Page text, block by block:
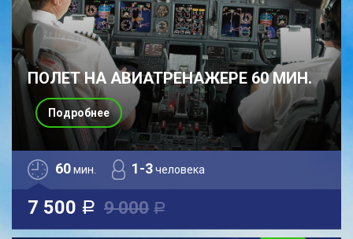
ПОЛЕТ НА АВИАТРЕНАЖЕРЕ 60 МИН.
60мин. 1-3человека
7 500 a 9 000 a
Подробнее